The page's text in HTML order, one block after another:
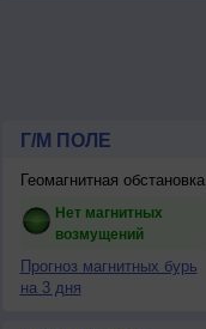
Г/М ПОЛЕ
Геомагнитная обстановка
Нет магнитных
возмущений
Прогноз магнитных бурь
на 3 дня